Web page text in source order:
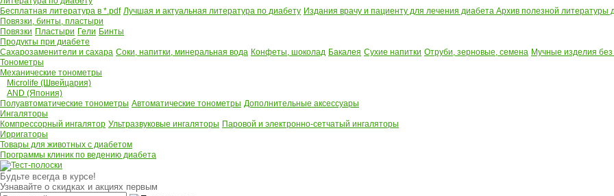
Бесплатная литература в *.pdf Лучшая и актуальная литература по диабету Издания врачу и пациенту для лечения диабета Архив полезной литературы
Повязки, бинты, пластыри
Повязки Пластыри Гели Бинты
Продукты при диабете
Сахарозаменители и сахара Соки, напитки, минеральная вода Конфеты, шоколад Бакалея Сухие напитки Отруби, зерновые, семена Мучные изделия без
Тонометры
Механические тонометры
Microlife (Швейцария)
AND (Япония)
Полуавтоматические тонометры Автоматические тонометры Дополнительные аксессуары
Ингаляторы
Компрессорный ингалятор Ультразвуковые ингаляторы Паровой и электронно-сетчатый ингаляторы
Ирригаторы
Товары для животных с диабетом
Программы клиник по ведению диабета
Будьте всегда в курсе!
Узнавайте о скидках и акциях первым